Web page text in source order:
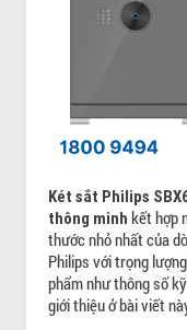
Két sắt Philips
thông minh kết hợp
thước nhỏ nhất của
Philips với trọng
phẩm như thông số
giới thiệu ở bài viết